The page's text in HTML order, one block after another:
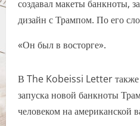
создавал макеты банкноты,
дизайн с Трампом. По его
«Он был в восторге».
В The Kobeissi Letter также
запуска новой банкноты
человеком на американской